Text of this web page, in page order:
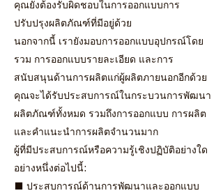
คุณยังต้องรับผิดชอบในการออกแบบการ
ปรับปรุงผลิตภัณฑ์ที่มีอยู่ด้วย
นอกจากนี้ เรายังมอบการออกแบบอุปกรณ์โดย
รวม การออกแบบรายละเอียด และการ
สนับสนุนด้านการผลิตแก่ผู้ผลิตภายนอกอีกด้วย
คุณจะได้รับประสบการณ์ในกระบวนการพัฒนา
ผลิตภัณฑ์ทั้งหมด รวมถึงการออกแบบ การผลิต
และคำแนะนำการผลิตจำนวนมาก
ผู้ที่มีประสบการณ์หรือความรู้เชิงปฏิบัติอย่างใด
อย่างหนึ่งต่อไปนี้:
■ ประสบการณ์ด้านการพัฒนาและออกแบบ